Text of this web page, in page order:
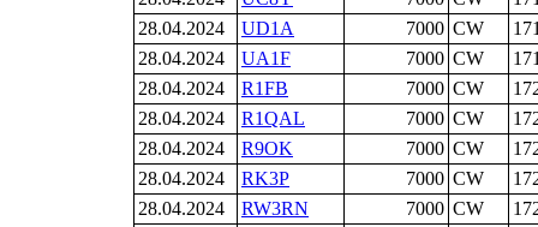
28.04.2024
UD1A 7000 CW
28.04.2024
UA1F 7000 CW
28.04.2024
R1FB 7000 CW
28.04.2024
R1QAL 7000 CW
28.04.2024
R9OK 7000 CW
28.04.2024
RK3P 7000 CW
28.04.2024
RW3RN 7000 CW